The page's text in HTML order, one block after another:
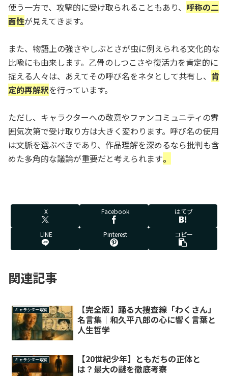
使う一方で、攻撃的に受け取られることもあり、 呼称の二
面性が見えてきます。
また、物語上の強さやしぶとさが虫に例えられる文化的な
比喩にも由来します。乙骨のしつこさや復活力を肯定的に
捉える人々は、あえてその呼び名をネタとして共有し、 肯
定的再解釈を行っています。
ただし、キャラクターへの敬意やファンコミュニティの雰
囲気次第で受け取り方は大きく変わります。呼び名の使用
は文脈を選ぶべきであり、作品理解を深めるなら批判も含
めた多角的な議論が重要だと考えられます。
X Facebook はてブ
LINE Pinterest コピー
関連記事
キャラクター考察
【完全版】踊る大捜査線「わくさん」
名言集｜和久平八郎の心に響く言葉と
人生哲学
キャラクター考察
【20世紀少年】ともだちの正体と
は？最大の謎を徹底考察